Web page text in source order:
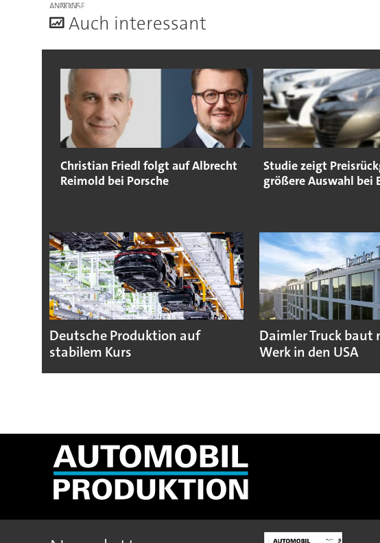
ANZEIGE
Auch interessant
Christian Friedl folgt auf Albrecht
Reimold bei Porsche
Studie zeigt
größere Auswahl bei
Deutsche Produktion auf
stabilem Kurs
Daimler Truck baut
Werk in den USA